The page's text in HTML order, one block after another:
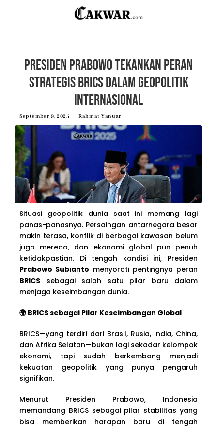
Presiden Prabowo Tekankan Peran
Strategis BRICS dalam Geopolitik
Internasional
September 9, 2025 Rahmat Yanuar
Situasi geopolitik dunia saat ini memang lagi
panas-panasnya. Persaingan antarnegara besar
makin terasa, konflik di berbagai kawasan belum
juga mereda, dan ekonomi global pun penuh
ketidakpastian. Di tengah kondisi ini, Presiden
Prabowo Subianto menyoroti pentingnya peran
BRICS sebagai salah satu pilar baru dalam
menjaga keseimbangan dunia.
🌍 BRICS sebagai Pilar Keseimbangan Global
BRICS—yang terdiri dari Brasil, Rusia, India, China,
dan Afrika Selatan—bukan lagi sekadar kelompok
ekonomi, tapi sudah berkembang menjadi
kekuatan geopolitik yang punya pengaruh
signifikan.
Menurut Presiden Prabowo, Indonesia
memandang BRICS sebagai pilar stabilitas yang
bisa memberikan harapan baru di tengah